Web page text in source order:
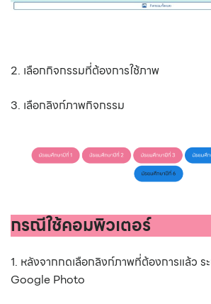
2. เลือกกิจกรรมที่ต้องการใช้ภาพ
3. เลือกลิงก์ภาพกิจกรรม
กรณีใช้คอมพิวเตอร์
1. หลังจากกดเลือกลิงก์ภาพที่ต้องการแล้ว ระ
Google Photo